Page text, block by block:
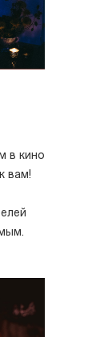
в кино
вам!